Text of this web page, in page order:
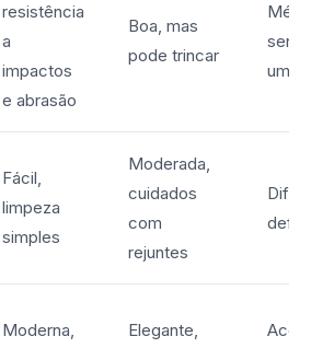
resistência
a
impactos
e abrasão
Boa, mas
pode trincar
Fácil,
limpeza
simples
Moderada,
cuidados
com
rejuntes
Moderna,
Elegante,